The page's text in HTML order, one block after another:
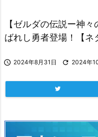
【ゼルダの伝説ー神
ばれし勇者登場！【ネ
 2024年8月31日  2024年